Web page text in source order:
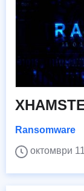
Ransomware
октомври